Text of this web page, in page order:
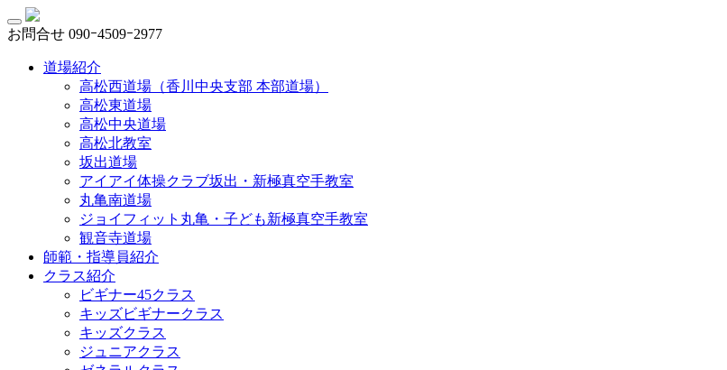
お問合せ 090ｰ4509ｰ2977
道場紹介
高松西道場（香川中央支部 本部道場）
高松東道場
高松中央道場
高松北教室
坂出道場
アイアイ体操クラブ坂出・新極真空手教室
丸亀南道場
ジョイフィット丸亀・子ども新極真空手教室
観音寺道場
師範・指導員紹介
クラス紹介
ビギナー45クラス
キッズビギナークラス
キッズクラス
ジュニアクラス